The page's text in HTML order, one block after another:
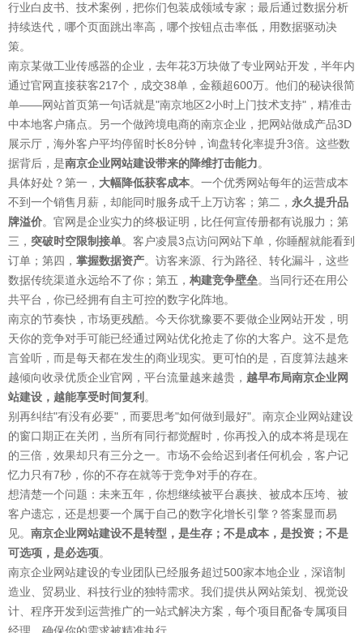
行业白皮书、技术案例，把你们包装成领域专家；最后通过数据分析
持续迭代，哪个页面跳出率高，哪个按钮点击率低，用数据驱动决
策。
南京某做工业传感器的企业，去年花3万块做了专业网站开发，半年内
通过官网直接获客217个，成交38单，金额超600万。他们的秘诀很简
单——网站首页第一句话就是"南京地区2小时上门技术支持"，精准击
中本地客户痛点。另一个做跨境电商的南京企业，把网站做成产品3D
展示厅，海外客户平均停留时长8分钟，询盘转化率提升3倍。这些数
据背后，是南京企业网站建设带来的降维打击能力。
具体好处？第一， 大幅降低获客成本。一个优秀网站每年的运营成本
不到一个销售月薪，却能同时服务成千上万访客；第二， 永久提升品
牌溢价。官网是企业实力的终极证明，比任何宣传册都有说服力；第
三， 突破时空限制接单。客户凌晨3点访问网站下单，你睡醒就能看到
订单；第四， 掌握数据资产。访客来源、行为路径、转化漏斗，这些
数据传统渠道永远给不了你；第五， 构建竞争壁垒。当同行还在用公
共平台，你已经拥有自主可控的数字化阵地。
南京的节奏快，市场更残酷。今天你犹豫要不要做企业网站开发，明
天你的竞争对手可能已经通过网站优化抢走了你的大客户。这不是危
言耸听，而是每天都在发生的商业现实。更可怕的是，百度算法越来
越倾向收录优质企业官网，平台流量越来越贵， 越早布局南京企业网
站建设，越能享受时间复利 。
别再纠结"有没有必要"，而要思考"如何做到最好"。南京企业网站建设
的窗口期正在关闭，当所有同行都觉醒时，你再投入的成本将是现在
的三倍，效果却只有三分之一。市场不会给迟到者任何机会，客户记
忆力只有7秒，你的不存在就等于竞争对手的存在。
想清楚一个问题：未来五年，你想继续被平台裹挟、被成本压垮、被
客户遗忘，还是想要一个属于自己的数字化增长引擎？答案显而易
见。 南京企业网站建设不是转型，是生存；不是成本，是投资；不是
可选项，是必选项。
南京企业网站建设的专业团队已经服务超过500家本地企业，深谙制
造业、贸易业、科技行业的独特需求。我们提供从网站策划、视觉设
计、程序开发到运营推广的一站式解决方案，每个项目配备专属项目